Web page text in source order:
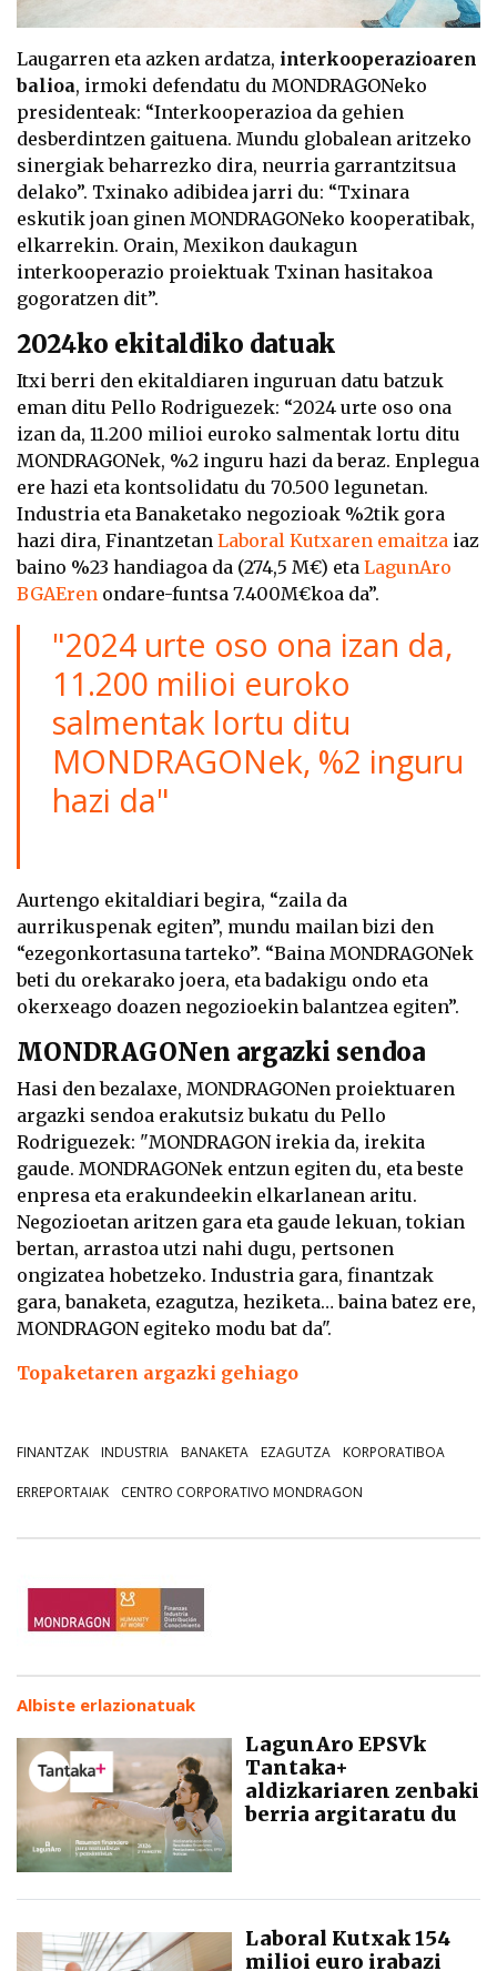
Laugarren eta azken ardatza, interkooperazioaren
balioa, irmoki defendatu du MONDRAGONeko
presidenteak: “Interkooperazioa da gehien
desberdintzen gaituena. Mundu globalean aritzeko
sinergiak beharrezko dira, neurria garrantzitsua
delako”. Txinako adibidea jarri du: “Txinara
eskutik joan ginen MONDRAGONeko kooperatibak,
elkarrekin. Orain, Mexikon daukagun
interkooperazio proiektuak Txinan hasitakoa
gogoratzen dit”.
2024ko ekitaldiko datuak
Itxi berri den ekitaldiaren inguruan datu batzuk
eman ditu Pello Rodriguezek: “2024 urte oso ona
izan da, 11.200 milioi euroko salmentak lortu ditu
MONDRAGONek, %2 inguru hazi da beraz. Enplegua
ere hazi eta kontsolidatu du 70.500 legunetan.
Industria eta Banaketako negozioak %2tik gora
hazi dira, Finantzetan Laboral Kutxaren emaitza iaz
baino %23 handiagoa da (274,5 M€) eta LagunAro
BGAEren ondare-funtsa 7.400M€koa da”.
"2024 urte oso ona izan da,
11.200 milioi euroko
salmentak lortu ditu
MONDRAGONek, %2 inguru
hazi da"
Aurtengo ekitaldiari begira, “zaila da
aurrikuspenak egiten”, mundu mailan bizi den
“ezegonkortasuna tarteko”. “Baina MONDRAGONek
beti du orekarako joera, eta badakigu ondo eta
okerxeago doazen negozioekin balantzea egiten”.
MONDRAGONen argazki sendoa
Hasi den bezalaxe, MONDRAGONen proiektuaren
argazki sendoa erakutsiz bukatu du Pello
Rodriguezek: "MONDRAGON irekia da, irekita
gaude. MONDRAGONek entzun egiten du, eta beste
enpresa eta erakundeekin elkarlanean aritu.
Negozioetan aritzen gara eta gaude lekuan, tokian
bertan, arrastoa utzi nahi dugu, pertsonen
ongizatea hobetzeko. Industria gara, finantzak
gara, banaketa, ezagutza, heziketa… baina batez ere,
MONDRAGON egiteko modu bat da".
Topaketaren argazki gehiago
FINANTZAK INDUSTRIA BANAKETA EZAGUTZA KORPORATIBOA
ERREPORTAIAK CENTRO CORPORATIVO MONDRAGON
Albiste erlazionatuak
LagunAro EPSVk
Tantaka+
aldizkariaren zenbaki
berria argitaratu du
Laboral Kutxak 154
milioi euro irabazi